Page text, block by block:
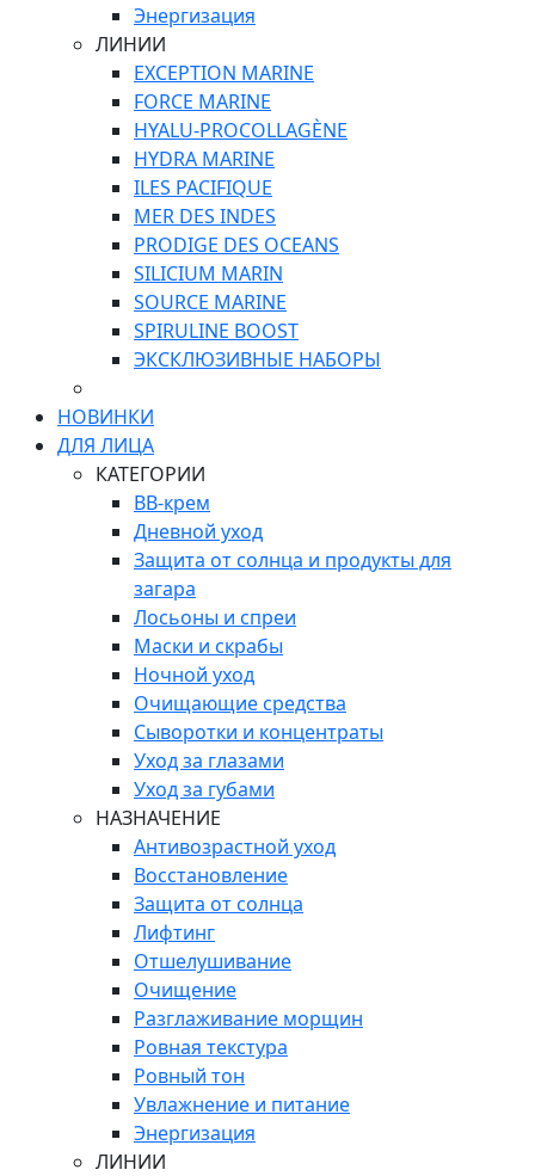
Энергизация
ЛИНИИ
EXCEPTION MARINE
FORCE MARINE
HYALU-PROCOLLAGÈNE
HYDRA MARINE
ILES PACIFIQUE
MER DES INDES
PRODIGE DES OCEANS
SILICIUM MARIN
SOURCE MARINE
SPIRULINE BOOST
ЭКСКЛЮЗИВНЫЕ НАБОРЫ
НОВИНКИ
ДЛЯ ЛИЦА
КАТЕГОРИИ
ВВ-крем
Дневной уход
Защита от солнца и продукты для
загара
Лосьоны и спреи
Маски и скрабы
Ночной уход
Очищающие средства
Сыворотки и концентраты
Уход за глазами
Уход за губами
НАЗНАЧЕНИЕ
Антивозрастной уход
Восстановление
Защита от солнца
Лифтинг
Отшелушивание
Очищение
Разглаживание морщин
Ровная текстура
Ровный тон
Увлажнение и питание
Энергизация
ЛИНИИ